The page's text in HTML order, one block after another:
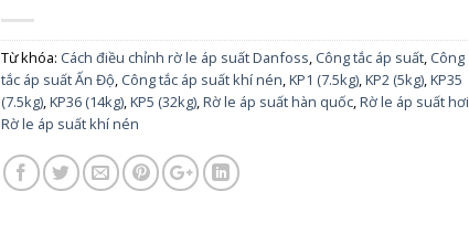
Từ khóa: Cách điều chỉnh rờ le áp suất Danfoss, Công tắc áp suất, Công
tắc áp suất Ấn Độ, Công tắc áp suất khí nén,KP1 (7.5kg),KP2 (5kg),KP35
(7.5kg),KP36 (14kg),KP5 (32kg),Rờ le áp suất hàn quốc,Rờ le áp suất hơi
Rờ le áp suất khí nén